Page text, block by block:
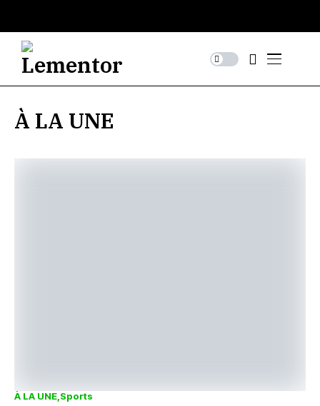
À LA UNE
À LA UNE Sports